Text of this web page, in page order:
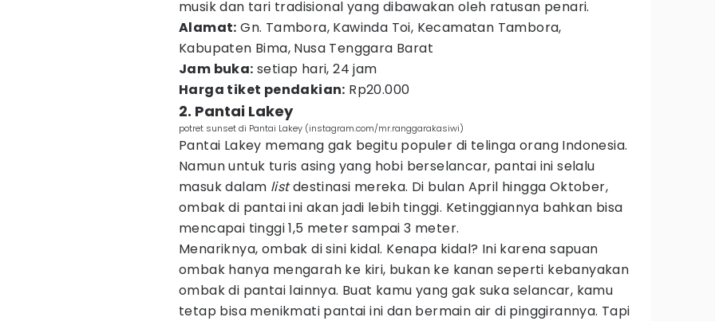
musik dan tari tradisional yang dibawakan oleh ratusan penari.
Alamat: Gn. Tambora, Kawinda Toi, Kecamatan Tambora,
Kabupaten Bima, Nusa Tenggara Barat
Jam buka: setiap hari, 24 jam
Harga tiket pendakian: Rp20.000
2. Pantai Lakey
potret sunset di Pantai Lakey (instagram.com/mr.ranggarakasiwi)
Pantai Lakey memang gak begitu populer di telinga orang Indonesia.
Namun untuk turis asing yang hobi berselancar, pantai ini selalu
masuk dalam listdestinasi mereka. Di bulan April hingga Oktober,
ombak di pantai ini akan jadi lebih tinggi. Ketinggiannya bahkan bisa
mencapai tinggi 1,5 meter sampai 3 meter.
Menariknya, ombak di sini kidal. Kenapa kidal? Ini karena sapuan
ombak hanya mengarah ke kiri, bukan ke kanan seperti kebanyakan
ombak di pantai lainnya. Buat kamu yang gak suka selancar, kamu
tetap bisa menikmati pantai ini dan bermain air di pinggirannya. Tapi